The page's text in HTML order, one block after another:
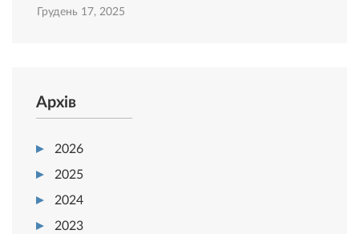
Грудень 17, 2025
Архів
2026
2025
2024
2023